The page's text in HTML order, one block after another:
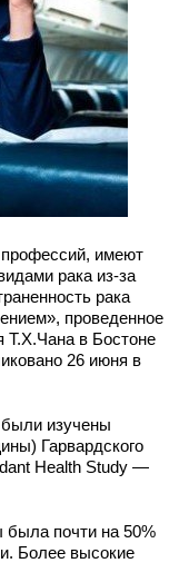
имеют
рака из-за
рака
проведенное
Т.Х.Чана в Бостоне
26 июня в
изучены
Гарвардского
Health Study —
была почти на 50%
Более высокие